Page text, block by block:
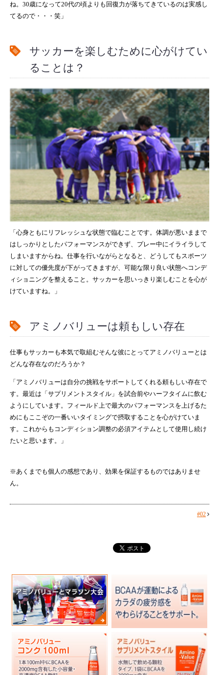
ね。30歳になって20代の頃よりも回復力が落ちてきているのは実感し
てるので・・・笑」
サッカーを楽しむために心がけてい
ることは？
「心身ともにリフレッシュな状態で臨むことです。体調が悪いままで
はしっかりとしたパフォーマンスができず、プレー中にイライラして
しまいますからね。仕事を行いながらとなると、どうしてもスポーツ
に対しての優先度が下がってきますが、可能な限り良い状態へコンデ
ィショニングを整えること。サッカーを思いっきり楽しむことを心が
けていますね。」
アミノバリューは頼もしい存在
仕事もサッカーも本気で取組むそんな彼にとってアミノバリューとは
どんな存在なのだろうか？
「アミノバリューは自分の挑戦をサポートしてくれる頼もしい存在で
す。最近は「サプリメントスタイル」を試合前やハーフタイムに飲む
ようにしています。フィールド上で最大のパフォーマンスを上げるた
めにもここぞの一番いいタイミングで摂取することを心がけていま
す。これからもコンディション調整の必須アイテムとして使用し続け
たいと思います。」
※あくまでも個人の感想であり、効果を保証するものではありませ
ん。
#02